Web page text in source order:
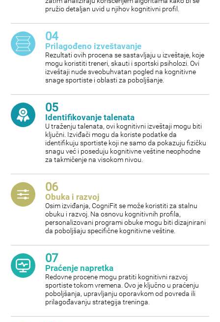
pružio detaljan uvid u njihov kognitivni profil.
04
Prilagođeno izveštavanje
Rezultati ovih procena se sastavljaju u izveštaje, koje
mogu koristiti treneri, skauti i sportski psiholozi. Ovi
izveštaji nude sveobuhvatan pogled na kognitivne
snage sportiste i oblasti za poboljšanje.
05
Identifikovanje talenata
U traženju talenata, ovi kognitivni izveštaji mogu biti
ključni. Izviđači mogu da koriste podatke da
identifikuju sportiste koji ne samo da pokazuju fizičku
snagu već i poseduju kognitivne veštine neophodne
za takmičenje na visokom nivou.
06
Obuka i razvoj
Osim izviđanja, CogniFit se može koristiti za stalnu
obuku i razvoj. Na osnovu kognitivnih profila,
personalizovani programi obuke mogu biti dizajnirani
da poboljšaju specifične kognitivne veštine.
07
Praćenje napretka
Redovne procene mogu pratiti kognitivni razvoj
sportiste tokom vremena. Ovo je ključno u praćenju
poboljšanja, upravljanju oporavkom od povreda ili
prilagođavanju strategija treninga.